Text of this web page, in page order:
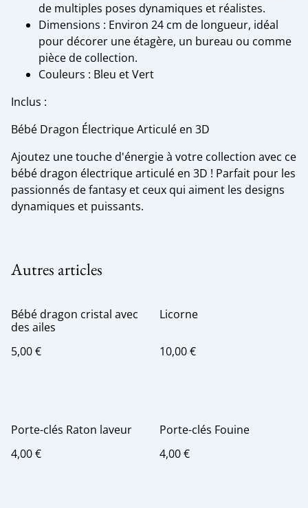
de multiples poses dynamiques et réalistes.
Dimensions : Environ 24 cm de longueur, idéal
pour décorer une étagère, un bureau ou comme
pièce de collection.
Couleurs : Bleu et Vert
Inclus :
Bébé Dragon Électrique Articulé en 3D
Ajoutez une touche d'énergie à votre collection avec ce
bébé dragon électrique articulé en 3D ! Parfait pour les
passionnés de fantasy et ceux qui aiment les designs
dynamiques et puissants.
Autres articles
Bébé dragon cristal avec
des ailes
5,00 €
Licorne
10,00 €
Porte-clés Raton laveur
4,00 €
Porte-clés Fouine
4,00 €